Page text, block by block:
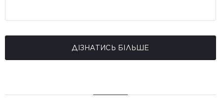
ДІЗНАТИСЬ БІЛЬШЕ